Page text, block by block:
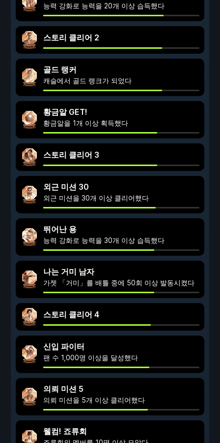
능력 강화로 능력을 20개 이상 습득했다
스토리 클리어 2
골드 랭커
캐슬에서 골드 랭크가 되었다
황금알 GET!
황금알을 1개 이상 획득했다
스토리 클리어 3
외근 미션 30
외근 미션을 30개 이상 클리어했다
뛰어난 용
능력 강화로 능력을 30개 이상 습득했다
나는 거미 남자
가젯 「거미」를 배틀 중에 50회 이상 발동시켰다
스토리 클리어 4
신입 파이터
팬 수 1,000명 이상을 달성했다
의뢰 미션 5
의뢰 미션을 5개 이상 클리어했다
웰컴! 죠류회